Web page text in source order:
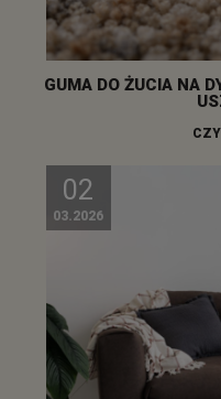
GUMA DO ŻUCIA NA
02
03.2026